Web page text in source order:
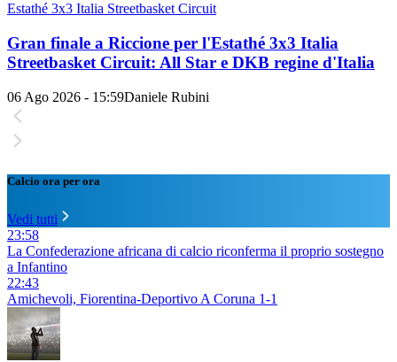
Estathé 3x3 Italia Streetbasket Circuit
Gran finale a Riccione per l'Estathé 3x3 Italia
Streetbasket Circuit: All Star e DKB regine d'Italia
06 Ago 2026 - 15:59Daniele Rubini
Calcio ora per ora
Vedi tutti
23:58
La Confederazione africana di calcio riconferma il proprio sostegno
a Infantino
22:43
Amichevoli, Fiorentina-Deportivo A Coruna 1-1